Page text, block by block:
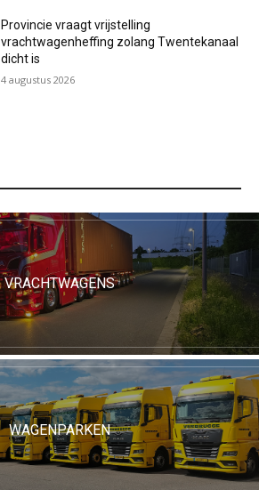
Provincie vraagt vrijstelling
vrachtwagenheffing zolang Twentekanaal
dicht is
4 augustus 2026
VRACHTWAGENS
WAGENPARKEN